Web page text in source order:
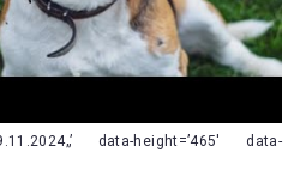
data-height=’465′ data-